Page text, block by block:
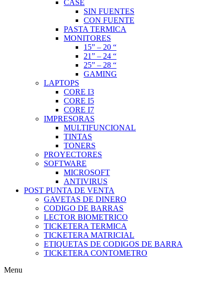
CASE
SIN FUENTES
CON FUENTE
PASTA TERMICA
MONITORES
15” – 20 “
21” – 24 “
25” – 28 “
GAMING
LAPTOPS
CORE I3
CORE I5
CORE I7
IMPRESORAS
MULTIFUNCIONAL
TINTAS
TONERS
PROYECTORES
SOFTWARE
MICROSOFT
ANTIVIRUS
POST PUNTA DE VENTA
GAVETAS DE DINERO
CODIGO DE BARRAS
LECTOR BIOMETRICO
TICKETERA TERMICA
TICKETERA MATRICIAL
ETIQUETAS DE CODIGOS DE BARRA
TICKETERA CONTOMETRO
Menu